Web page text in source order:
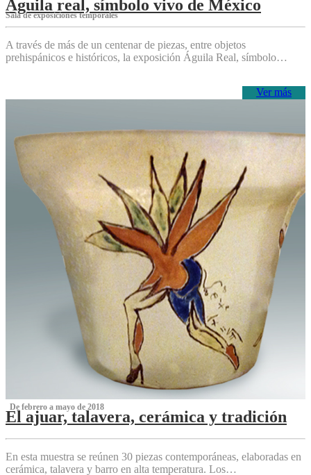
Águila real, símbolo vivo de México
Sala de exposiciones temporales
A través de más de un centenar de piezas, entre objetos
prehispánicos e históricos, la exposición Águila Real, símbolo…
Ver más
‌ De febrero a mayo de 2018
El ajuar, talavera, cerámica y tradición
‌
En esta muestra se reúnen 30 piezas contemporáneas, elaboradas en
cerámica, talavera y barro en alta temperatura. Los…